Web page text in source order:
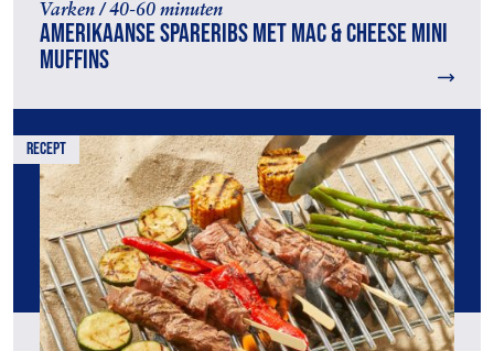
Varken / 40-60 minuten
Amerikaanse spareribs met Mac & Cheese Mini
Muffins
recept